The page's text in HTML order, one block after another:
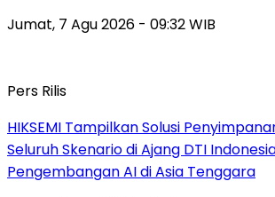
Jumat, 7 Agu 2026 - 09:32 WIB
Pers Rilis
HIKSEMI Tampilkan Solusi
Seluruh Skenario di Ajang DTI
Pengembangan AI di Asia Tenggara